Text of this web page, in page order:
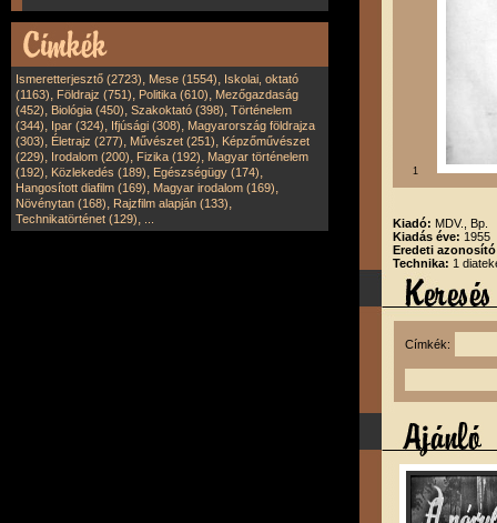
Ismeretterjesztő (2723), Mese (1554), Iskolai, oktató
(1163), Földrajz (751), Politika (610), Mezőgazdaság
(452), Biológia (450), Szakoktató (398), Történelem
(344), Ipar (324), Ifjúsági (308), Magyarország földrajza
(303), Életrajz (277), Művészet (251), Képzőművészet
(229), Irodalom (200), Fizika (192), Magyar történelem
(192), Közlekedés (189), Egészségügy (174),
Hangosított diafilm (169), Magyar irodalom (169),
Növénytan (168), Rajzfilm alapján (133),
Technikatörténet (129),
1
Kiadó: MDV., Bp.
Kiadás éve: 1955
Eredeti
Technika: 1
Címkék: